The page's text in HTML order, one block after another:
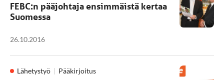
FEBC:n pääjohtaja ensimmäistä kertaa
Suomessa
26.10.2016
Lähetystyö Pääkirjoitus